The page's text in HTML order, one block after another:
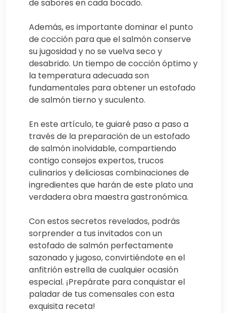
de sabores en cada bocado.
Además, es importante dominar el punto
de cocción para que el salmón conserve
su jugosidad y no se vuelva seco y
desabrido. Un tiempo de cocción óptimo y
la temperatura adecuada son
fundamentales para obtener un estofado
de salmón tierno y suculento.
En este artículo, te guiaré paso a paso a
través de la preparación de un estofado
de salmón inolvidable, compartiendo
contigo consejos expertos, trucos
culinarios y deliciosas combinaciones de
ingredientes que harán de este plato una
verdadera obra maestra gastronómica.
Con estos secretos revelados, podrás
sorprender a tus invitados con un
estofado de salmón perfectamente
sazonado y jugoso, convirtiéndote en el
anfitrión estrella de cualquier ocasión
especial. ¡Prepárate para conquistar el
paladar de tus comensales con esta
exquisita receta!